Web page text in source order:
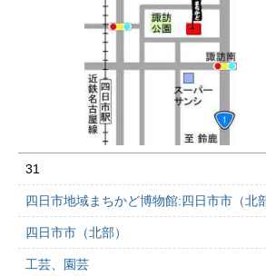
31
四日市地域まちかど博物館:四日市市（北部
四日市市（北部）
工芸、園芸